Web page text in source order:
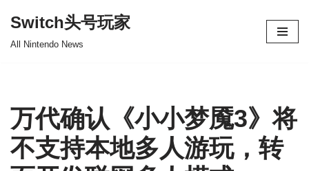
Switch头号玩家
All Nintendo News
万代确认《小小梦魇3》将
不支持本地多人游玩，转